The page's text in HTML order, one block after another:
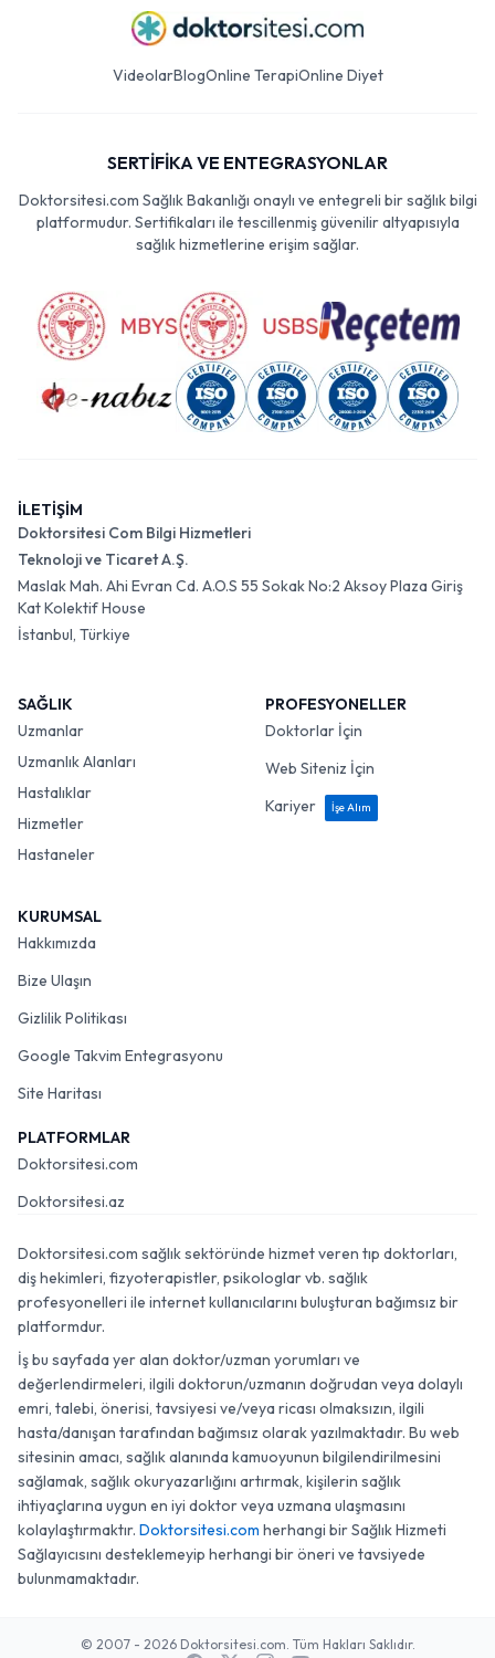
VideolarBlogOnline TerapiOnline Diyet
SERTİFİKA VE ENTEGRASYONLAR
Doktorsitesi.com Sağlık Bakanlığı onaylı ve entegreli bir sağlık bilgi
platformudur. Sertifikaları ile tescillenmiş güvenilir altyapısıyla
sağlık hizmetlerine erişim sağlar.
İLETİŞİM
Doktorsitesi Com Bilgi Hizmetleri
Teknoloji ve Ticaret A.Ş.
Maslak Mah. Ahi Evran Cd. A.O.S 55 Sokak No:2 Aksoy Plaza Giriş
Kat Kolektif House
İstanbul, Türkiye
SAĞLIK
Uzmanlar
Uzmanlık Alanları
Hastalıklar
Hizmetler
Hastaneler
PROFESYONELLER
Doktorlar İçin
Web Siteniz İçin
Kariyer
İşe Alım
KURUMSAL
Hakkımızda
Bize Ulaşın
Gizlilik Politikası
Google Takvim Entegrasyonu
Site Haritası
PLATFORMLAR
Doktorsitesi.com
Doktorsitesi.az
Doktorsitesi.com sağlık sektöründe hizmet veren tıp doktorları,
diş hekimleri, fizyoterapistler, psikologlar vb. sağlık
profesyonelleri ile internet kullanıcılarını buluşturan bağımsız bir
platformdur.
İş bu sayfada yer alan doktor/uzman yorumları ve
değerlendirmeleri, ilgili doktorun/uzmanın doğrudan veya dolaylı
emri, talebi, önerisi, tavsiyesi ve/veya ricası olmaksızın, ilgili
hasta/danışan tarafından bağımsız olarak yazılmaktadır. Bu web
sitesinin amacı, sağlık alanında kamuoyunun bilgilendirilmesini
sağlamak, sağlık okuryazarlığını artırmak, kişilerin sağlık
ihtiyaçlarına uygun en iyi doktor veya uzmana ulaşmasını
kolaylaştırmaktır. Doktorsitesi.com herhangi bir Sağlık Hizmeti
Sağlayıcısını desteklemeyip herhangi bir öneri ve tavsiyede
bulunmamaktadır.
© 2007 - 2026 Doktorsitesi.com. Tüm Hakları Saklıdır.